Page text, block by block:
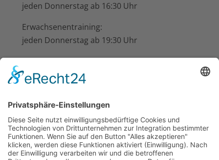
jeden Donnerstag ab 16:30 Uhr
Erwachsenentraining:
jeden Donnerstag ab 19:30 Uhr
im Schützenhaus beim Hotel-Restaurant
Busch-Atter, Eikesberg 51
Nächste Termine